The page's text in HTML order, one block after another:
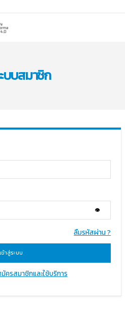
บบสมาชิก
👁
ลืมรหัสผ่าน ?
เข้าสู่ระบบ
ครสมาชิกและใช้บริการ